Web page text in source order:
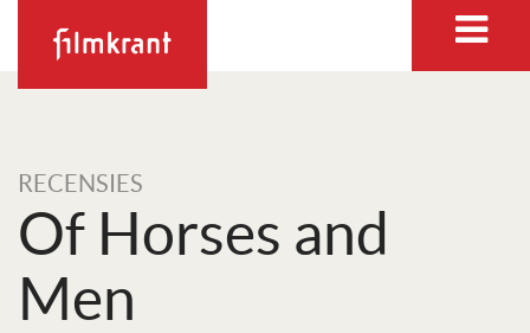
RECENSIES
Of Horses and
Men